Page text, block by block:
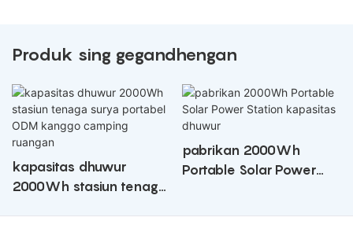
Produk sing gegandhengan
kapasitas dhuwur
2000Wh stasiun tenaga
pabrikan 2000Wh
Portable Solar Power